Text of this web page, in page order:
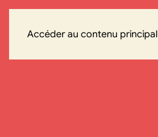
Accéder au contenu principal